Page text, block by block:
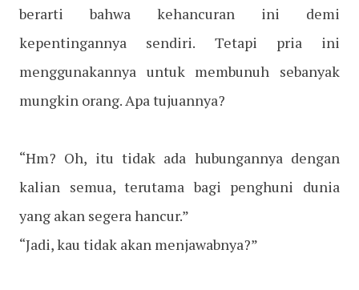
berarti bahwa kehancuran ini demi
kepentingannya sendiri. Tetapi pria ini
menggunakannya untuk membunuh sebanyak
mungkin orang. Apa tujuannya?
“Hm? Oh, itu tidak ada hubungannya dengan
kalian semua, terutama bagi penghuni dunia
yang akan segera hancur.”
“Jadi, kau tidak akan menjawabnya?”